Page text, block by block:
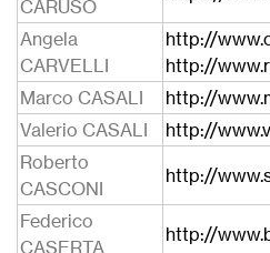
CARUSO
Angela
CARVELLI
http://
http://
Marco CASALI
http://
Valerio CASALI
http://
Roberto
CASCONI
http://
Federico
CASERTA
http://